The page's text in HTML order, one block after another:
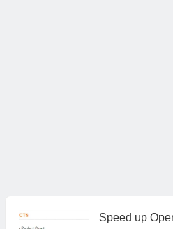
Speed up